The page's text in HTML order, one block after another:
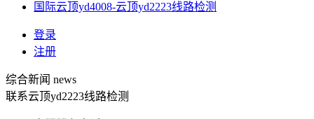
国际云顶yd4008-云顶yd2223线路检测
登录
注册
综合新闻 news
联系云顶yd2223线路检测